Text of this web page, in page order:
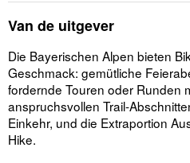
Van de uitgever
Die Bayerischen Alpen bieten
Geschmack: gemütliche
fordernde Touren oder Runden
anspruchsvollen Trail-
Einkehr, und die Extraportion
Hike.